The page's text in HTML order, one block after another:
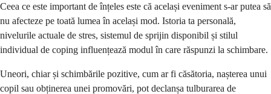
Ceea ce este important de înțeles este că același eveniment s-ar putea să
nu afecteze pe toată lumea în același mod. Istoria ta personală,
nivelurile actuale de stres, sistemul de sprijin disponibil și stilul
individual de coping influențează modul în care răspunzi la schimbare.
Uneori, chiar și schimbările pozitive, cum ar fi căsătoria, nașterea unui
copil sau obținerea unei promovări, pot declanșa tulburarea de